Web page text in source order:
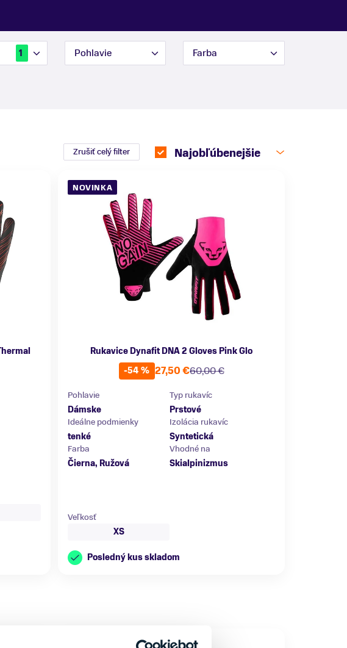
1 Pohlavie Farba
Zrušiť celý filter Najobľúbenejšie
NOVINKA
Rukavice Dynafit DNA 2 Gloves Pink Glo
-54 %
60,00 €
27,50 €
Pohlavie
Dámske
Typ rukavíc
Prstové
Ideálne podmienky
tenké
Izolácia rukavíc
Syntetická
Farba
Čierna, Ružová
Vhodné na
Skialpinizmus
Veľkosť
XS
Posledný kus skladom